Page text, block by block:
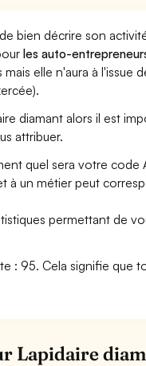
bien décrire son
les auto-
elle n'aura à l'issue
diamant alors il est
attribuer.
quel sera votre code
à un métier peut
permettant de
: 95. Cela signifie que
Lapidaire